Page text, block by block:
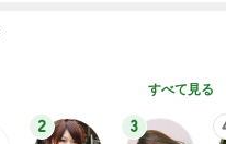
すべて見る
2 3